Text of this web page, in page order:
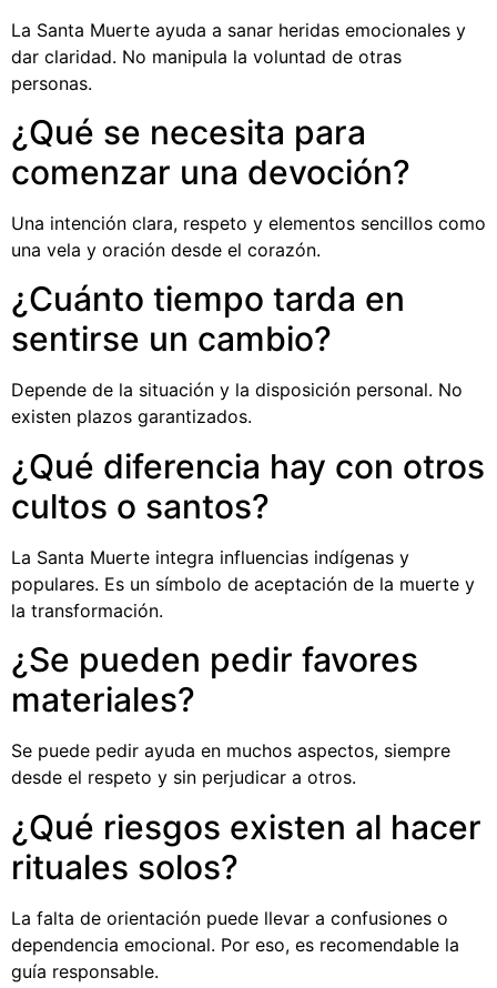
La Santa Muerte ayuda a sanar heridas emocionales y
dar claridad. No manipula la voluntad de otras
personas.
¿Qué se necesita para
comenzar una devoción?
Una intención clara, respeto y elementos sencillos como
una vela y oración desde el corazón.
¿Cuánto tiempo tarda en
sentirse un cambio?
Depende de la situación y la disposición personal. No
existen plazos garantizados.
¿Qué diferencia hay con otros
cultos o santos?
La Santa Muerte integra influencias indígenas y
populares. Es un símbolo de aceptación de la muerte y
la transformación.
¿Se pueden pedir favores
materiales?
Se puede pedir ayuda en muchos aspectos, siempre
desde el respeto y sin perjudicar a otros.
¿Qué riesgos existen al hacer
rituales solos?
La falta de orientación puede llevar a confusiones o
dependencia emocional. Por eso, es recomendable la
guía responsable.